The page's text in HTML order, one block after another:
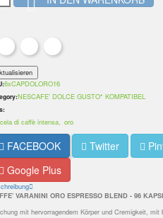

6xCAPDOLORO16
NESCAFE' DOLCE GUSTO* KOMPATIBEL
di caffè intensa oro
FACEBOOK Twitter
Google Plus
VARANINI ORO ESPRESSO BLEND - 96
mit hervorragendem Körper und Cremigkeit,